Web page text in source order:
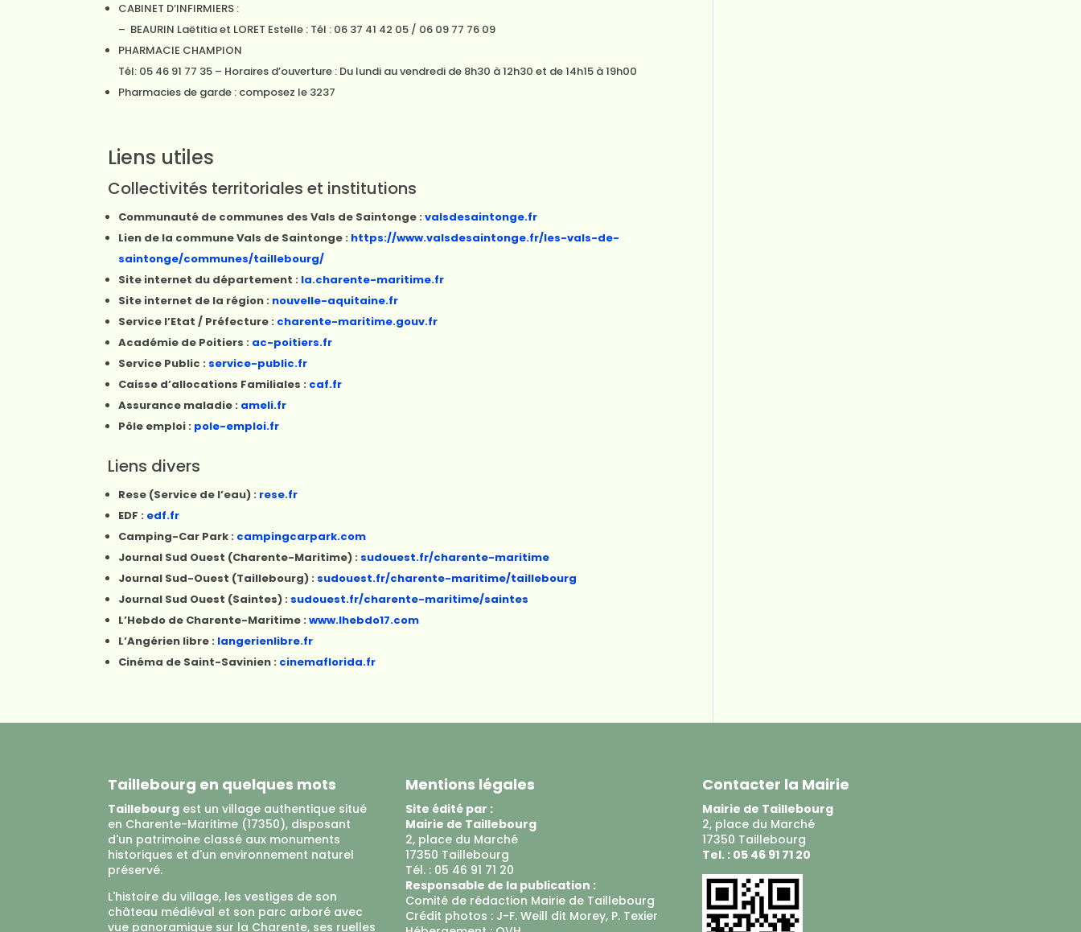
CABINET D’INFIRMIERS :
– BEAURIN Laëtitia et LORET Estelle : Tél : 06 37 41 42 05 / 06 09 77 76 09
PHARMACIE CHAMPION
Tél: 05 46 91 77 35 – Horaires d’ouverture : Du lundi au vendredi de 8h30 à 12h30 et de 14h15 à 19h00
Pharmacies de garde : composez le 3237
Liens utiles
Collectivités territoriales et institutions
Communauté de communes des Vals de Saintonge :valsdesaintonge.fr
Lien de la commune Vals de Saintonge : https://www.valsdesaintonge.fr/les-vals-de-
saintonge/communes/taillebourg/
Site internet du département : la.charente-maritime.fr
Site internet de la région : nouvelle-aquitaine.fr
Service l’Etat / Préfecture : charente-maritime.gouv.fr
Académie de Poitiers : ac-poitiers.fr
Service Public : service-public.fr
Caisse d’allocations Familiales : caf.fr
Assurance maladie : ameli.fr
Pôle emploi : pole-emploi.fr
Liens divers
Rese (Service de l’eau) : rese.fr
EDF : edf.fr
Camping-Car Park : campingcarpark.com
Journal Sud Ouest (Charente-Maritime) : sudouest.fr/charente-maritime
Journal Sud-Ouest (Taillebourg) : sudouest.fr/charente-maritime/taillebourg
Journal Sud Ouest (Saintes) : sudouest.fr/charente-maritime/saintes
L’Hebdo de Charente-Maritime :www.lhebdo17.com
L’Angérien libre : langerienlibre.fr
Cinéma de Saint-Savinien : cinemaflorida.fr
Taillebourg en quelques mots
Taillebourg est un village authentique situé
en Charente-Maritime (17350), disposant
d'un patrimoine classé aux monuments
historiques et d'un environnement naturel
préservé.
L'histoire du village, les vestiges de son
château médiéval et son parc arboré avec
vue panoramique sur la Charente, ses ruelles
Mentions légales
Site édité par :
Mairie de Taillebourg
2, place du Marché
17350 Taillebourg
Tél. : 05 46 91 71 20
Responsable de la publication :
Comité de rédaction Mairie de Taillebourg
Crédit photos : J-F. Weill dit Morey, P. Texier
Contacter la Mairie
Mairie de Taillebourg
2, place du Marché
17350 Taillebourg
Tel. : 05 46 91 71 20